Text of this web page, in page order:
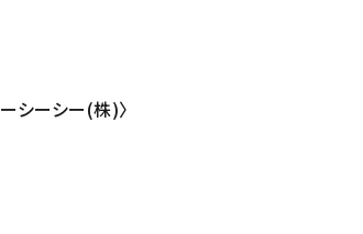
シーシー(株)〉